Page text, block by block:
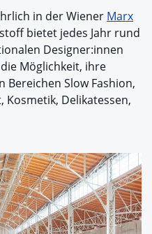
in der Wiener Marx
bietet jedes Jahr rund
Designer:innen
Möglichkeit, ihre
Bereichen Slow Fashion,
Kosmetik, Delikatessen,